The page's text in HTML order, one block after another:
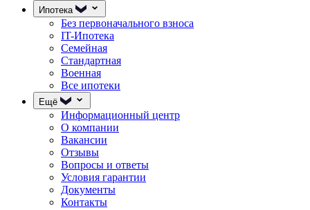
Ипотека
Без первоначального взноса
IT-Ипотека
Семейная
Стандартная
Военная
Все ипотеки
Ещё
Информационный центр
О компании
Вакансии
Отзывы
Вопросы и ответы
Условия гарантии
Документы
Контакты